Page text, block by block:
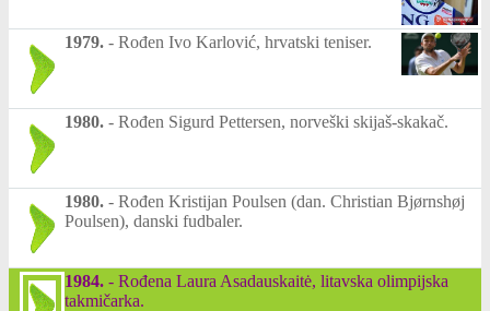
1979. - Rođen Ivo Karlović, hrvatski teniser.
1980. - Rođen Sigurd Pettersen, norveški skijaš-skakač.
1980. - Rođen Kristijan Poulsen (dan. Christian Bjørnshøj
Poulsen), danski fudbaler.
1984. - Rođena Laura Asadauskaitė, litavska olimpijska
takmičarka.